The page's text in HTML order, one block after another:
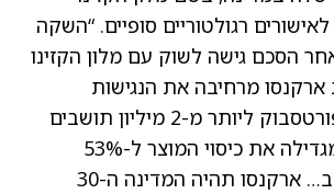
רגולטוריים סופיים. “השקה
הסכם גישה לשוק עם מלון הקזינו
מרחיבה את הנגישות
לדראפטקינגס ספורטסבוק ליותר מ-2 מיליון תושבים
בגירים במדינה, ומגדילה את כיסוי המוצר ל-53%
מאוכלוסיית ארה"ב… ארקנסו תהיה המדינה ה-30